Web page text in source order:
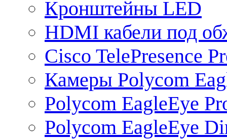
Кронштейны LED
HDMI кабели под
Cisco TelePresence
Камеры Polycom
Polycom EagleEye
Polycom EagleEye